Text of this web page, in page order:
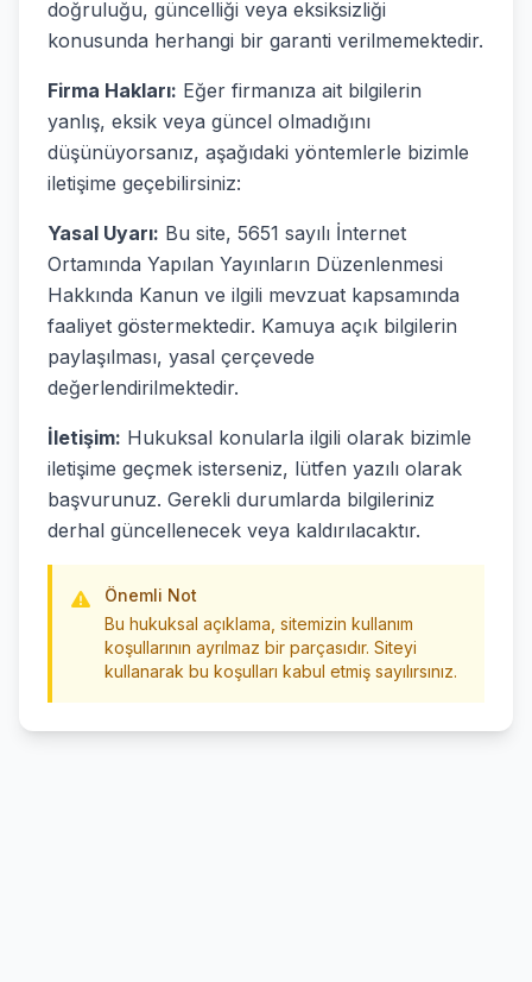
doğruluğu, güncelliği veya eksiksizliği
konusunda herhangi bir garanti verilmemektedir.
Firma Hakları: Eğer firmanıza ait bilgilerin
yanlış, eksik veya güncel olmadığını
düşünüyorsanız, aşağıdaki yöntemlerle bizimle
iletişime geçebilirsiniz:
Yasal Uyarı: Bu site, 5651 sayılı İnternet
Ortamında Yapılan Yayınların Düzenlenmesi
Hakkında Kanun ve ilgili mevzuat kapsamında
faaliyet göstermektedir. Kamuya açık bilgilerin
paylaşılması, yasal çerçevede
değerlendirilmektedir.
İletişim: Hukuksal konularla ilgili olarak bizimle
iletişime geçmek isterseniz, lütfen yazılı olarak
başvurunuz. Gerekli durumlarda bilgileriniz
derhal güncellenecek veya kaldırılacaktır.
Önemli Not
Bu hukuksal açıklama, sitemizin kullanım
koşullarının ayrılmaz bir parçasıdır. Siteyi
kullanarak bu koşulları kabul etmiş sayılırsınız.